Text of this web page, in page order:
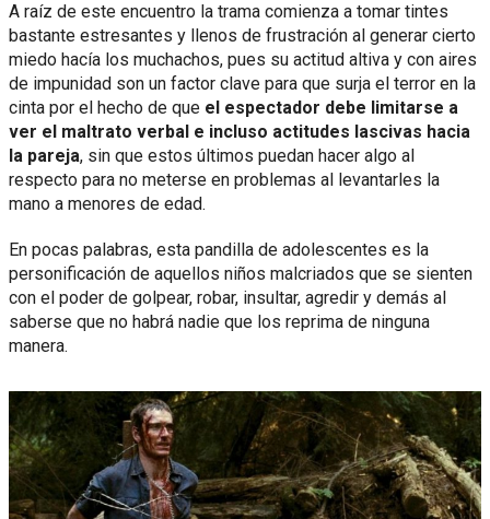
A raíz de este encuentro la trama comienza a tomar tintes
bastante estresantes y llenos de frustración al generar cierto
miedo hacía los muchachos, pues su actitud altiva y con aires
de impunidad son un factor clave para que surja el terror en la
cinta por el hecho de que el espectador debe limitarse a
ver el maltrato verbal e incluso actitudes lascivas hacia
la pareja, sin que estos últimos puedan hacer algo al
respecto para no meterse en problemas al levantarles la
mano a menores de edad.
En pocas palabras, esta pandilla de adolescentes es la
personificación de aquellos niños malcriados que se sienten
con el poder de golpear, robar, insultar, agredir y demás al
saberse que no habrá nadie que los reprima de ninguna
manera.